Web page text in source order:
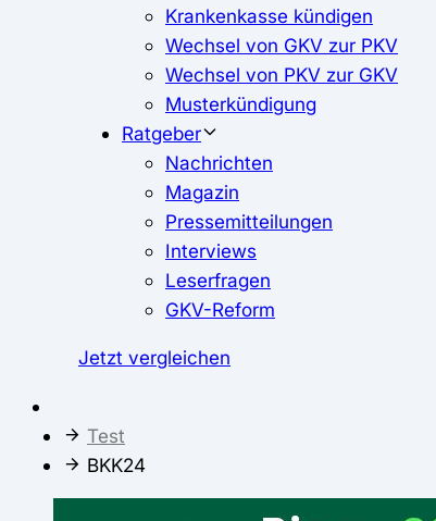
Krankenkasse kündigen
Wechsel von GKV zur PKV
Wechsel von PKV zur GKV
Musterkündigung
Ratgeber
Nachrichten
Magazin
Pressemitteilungen
Interviews
Leserfragen
GKV-Reform
Jetzt vergleichen
Test
BKK24